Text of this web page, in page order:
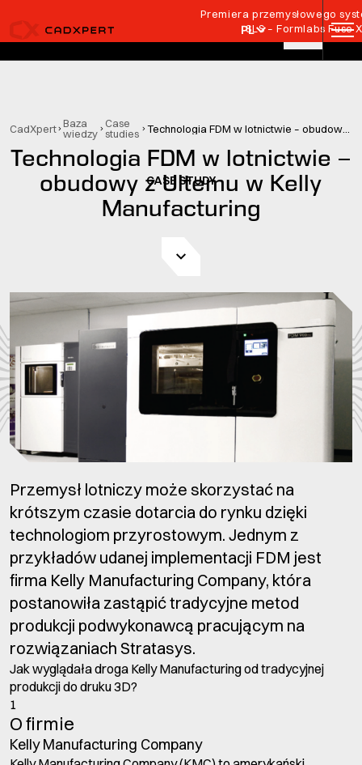
Premiera przemysłowego
SLS – Formlabs Fuse
PL
CadXpert Baza
wiedzy
Case
studies
CASE STUDY
Technologia FDM w lotnictwie –
obudowy z Ultemu w Kelly
Manufacturing
Przemysł lotniczy może skorzystać na
krótszym czasie dotarcia do rynku dzięki
technologiom przyrostowym. Jednym z
przykładów udanej implementacji FDM jest
firma Kelly Manufacturing Company, która
postanowiła zastąpić tradycyjne metod
produkcji podwykonawcą pracującym na
rozwiązaniach Stratasys.
Jak wyglądała droga Kelly Manufacturing od tradycyjnej
produkcji do druku 3D?
1
O firmie
Kelly Manufacturing Company